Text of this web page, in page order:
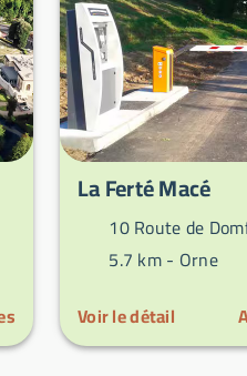
La Ferté Macé
10 Route de
5.7 km - Orne
Voir le détail